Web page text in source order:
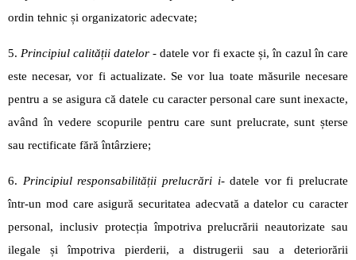
ordin tehnic și organizatoric adecvate;
5. Principiul calității datelor- datele vor fi exacte și, în cazul în care
este necesar, vor fi actualizate. Se vor lua toate măsurile necesare
pentru a se asigura că datele cu caracter personal care sunt inexacte,
având în vedere scopurile pentru care sunt prelucrate, sunt șterse
sau rectificate fără întârziere;
6. Principiul responsabilității prelucrări i- datele vor fi prelucrate
într-un mod care asigură securitatea adecvată a datelor cu caracter
personal, inclusiv protecția împotriva prelucrării neautorizate sau
ilegale și împotriva pierderii, a distrugerii sau a deteriorării